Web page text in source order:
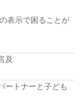
表示で困ることが
及
ートナーと子ども